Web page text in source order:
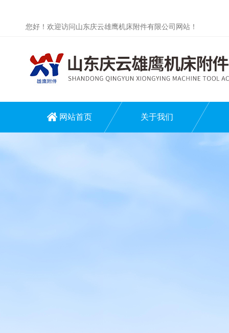
您好！欢迎访问山东庆云雄鹰机床附件有限公司网站！
网站首页 关于我们